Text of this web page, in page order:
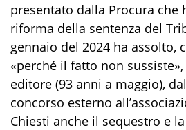
presentato dalla Procura che
riforma della sentenza del
gennaio del 2024 ha assolto,
«perché il fatto non
editore (93 anni a maggio),
concorso esterno
Chiesti anche il sequestro e